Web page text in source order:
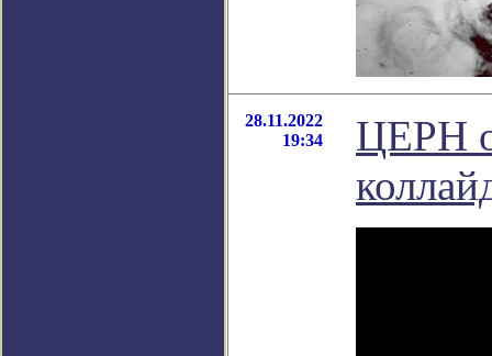
28.11.2022
19:34
ЦЕРН